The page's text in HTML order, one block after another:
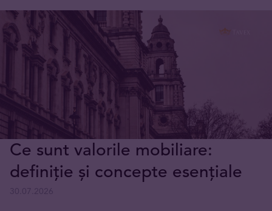
Ce sunt valorile mobiliare:
definiție și concepte esențiale